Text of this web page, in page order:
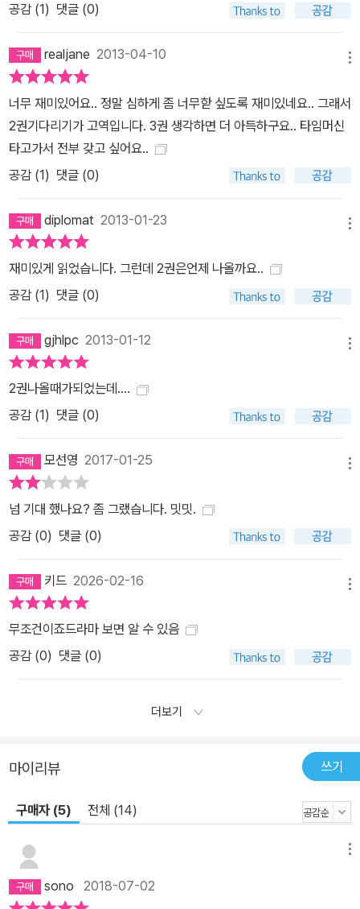
공감 (1) 댓글 (0)
realjane 2013-04-10
너무 재미있어요.. 정말 심하게 좀 너무핟 싶도록 재미있네요.. 그래서
2권기다리기가 고역입니다. 3권 생각하면 더 아득하구요.. 타임머신
타고가서 전부 갖고 싶어요..
공감 (1) 댓글 (0)
diplomat 2013-01-23
재미있게 읽었습니다. 그런데 2권은언제 나올까요..
공감 (1) 댓글 (0)
gjhlpc 2013-01-12
2권나올때가되었는데....
공감 (1) 댓글 (0)
모선영 2017-01-25
넘 기대 했나요? 좀 그랬습니다. 밋밋.
공감 (0) 댓글 (0)
키드 2026-02-16
무조건이죠드라마 보면 알 수 있음
공감 (0) 댓글 (0)
더보기
마이리뷰 쓰기
구매자 (5) 전체 (14)
sono 2018-07-02